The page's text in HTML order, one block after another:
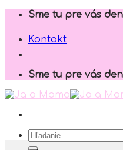
Skip
content
Sme tu pre vás
Kontakt
Sme tu pre vás
Hľadať: